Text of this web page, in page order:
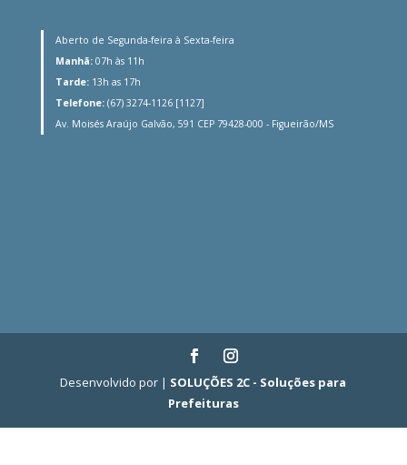
Aberto de Segunda-feira à Sexta-feira
Manhã: 07h às 11h
Tarde: 13h as 17h
Telefone: (67) 3274-1126 [1127]
Av. Moisés Araújo Galvão, 591 CEP 79428-000 - Figueirão/MS
Desenvolvido por | SOLUÇÕES 2C - Soluções para
Prefeituras